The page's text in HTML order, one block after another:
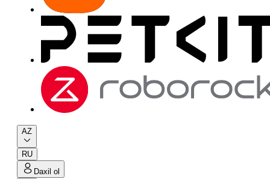
AZ
RU
Daxil ol